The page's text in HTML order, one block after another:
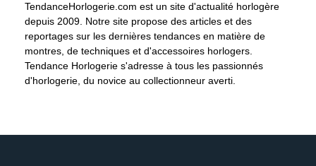
TendanceHorlogerie.com est un site d'actualité horlogère
depuis 2009. Notre site propose des articles et des
reportages sur les dernières tendances en matière de
montres, de techniques et d'accessoires horlogers.
Tendance Horlogerie s'adresse à tous les passionnés
d'horlogerie, du novice au collectionneur averti.